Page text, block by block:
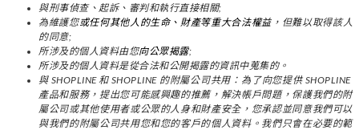
與刑事偵查、起訴、審判和執行直接相關;
為維護您或任何其他人的生命、財產等重大合法權益，但難以取得該人
的同意;
所涉及的個人資料由您向公眾揭露;
所涉及的個人資料是從合法和公開揭露的資訊中蒐集的。
與 SHOPLINE 和 SHOPLINE 的附屬公司共用：為了向您提供 SHOPLINE
產品和服務，提出您可能感興趣的推薦，解決帳戶問題，保護我們的附
屬公司或其他使用者或公眾的人身和財產安全，您承認並同意我們可以
與我們的附屬公司共用您和您的客戶的個人資料。我們只會在必要的範